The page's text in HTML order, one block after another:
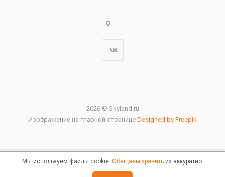
2026 © Skyland.ru
Изображение на главной странице Designed by Freepik
Правовая информация
Мы используем файлы cookie. Обещаем хранитьих аккуратно.